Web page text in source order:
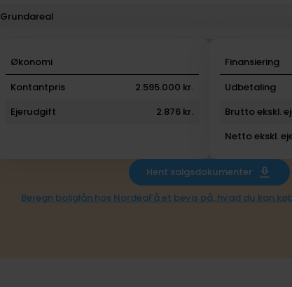
Grundareal
Økonomi
Kontantpris
2.595.000 kr.
Ejerudgift
2.876 kr.
Finansiering
Udbetaling
Brutto ekskl.
Netto ekskl.
Hent salgsdokumenter
Beregn boliglån hos NordeaFå et bevis på, hvad du kan